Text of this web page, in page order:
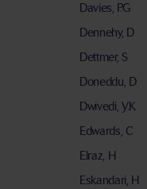
Davies, P.G
Dennehy, D
Dettmer, S
Doneddu, D
Dwivedi, Y.K
Edwards, C
Elraz, H
Eskandari, H